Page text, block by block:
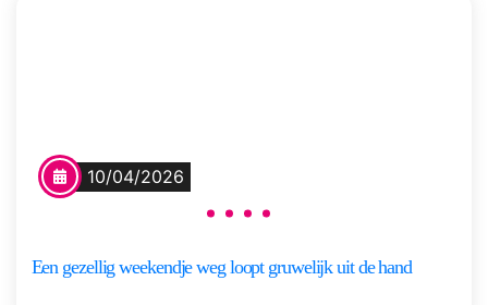
10/04/2026
Een gezellig weekendje weg loopt gruwelijk uit de hand